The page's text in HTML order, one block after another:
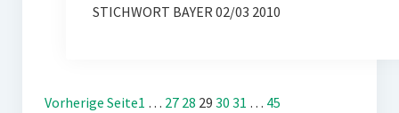
STICHWORT BAYER 02/03 2010
Vorherige Seite1 … 27 28 29 30 31 … 45